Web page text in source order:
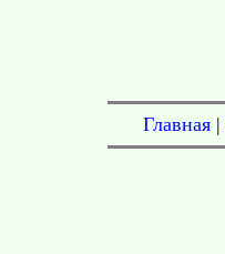
Главная |